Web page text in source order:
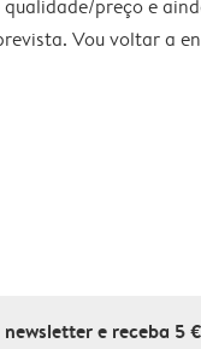
preço e
Vou voltar a
e receba 5